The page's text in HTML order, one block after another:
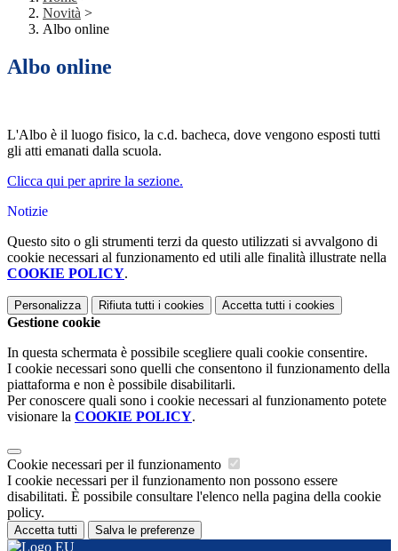
Novità >
Albo online
Albo online
L'Albo è il luogo fisico, la c.d. bacheca, dove vengono esposti tutti
gli atti emanati dalla scuola.
Clicca qui per aprire la sezione.
Notizie
Questo sito o gli strumenti terzi da questo utilizzati si avvalgono di
cookie necessari al funzionamento ed utili alle finalità illustrate nella
COOKIE POLICY.
Personalizza Rifiuta tutti i cookies Accetta tutti i cookies
Gestione cookie
In questa schermata è possibile scegliere quali cookie consentire.
I cookie necessari sono quelli che consentono il funzionamento della
piattaforma e non è possibile disabilitarli.
Per conoscere quali sono i cookie necessari al funzionamento potete
visionare la COOKIE POLICY.
Cookie necessari per il funzionamento
I cookie necessari per il funzionamento non possono essere
disabilitati. È possibile consultare l'elenco nella pagina della cookie
policy.
Accetta tutti Salva le preferenze